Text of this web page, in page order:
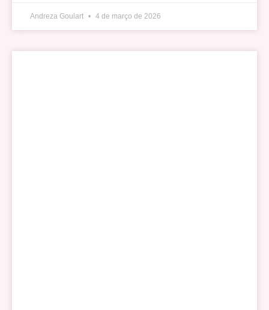
Andreza Goulart 4 de março de 2026